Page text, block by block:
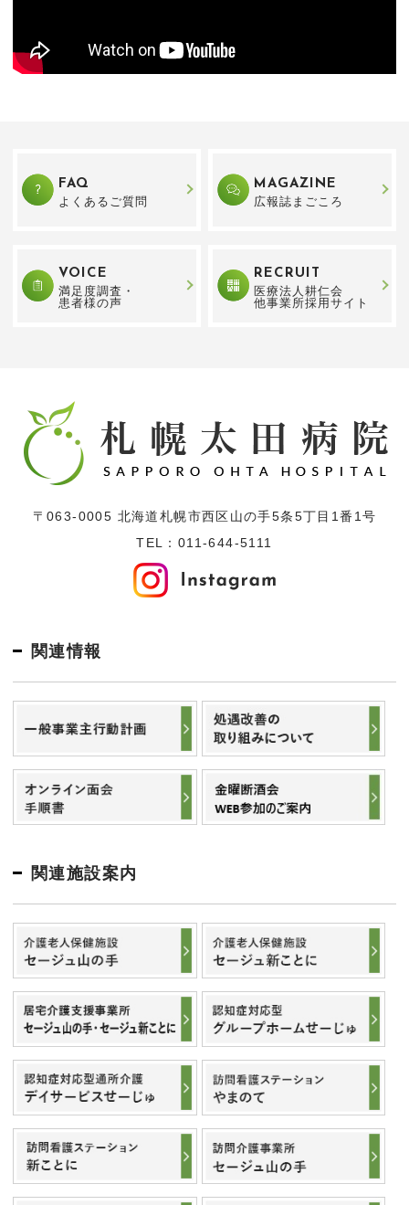
FAQ
よくあるご質問
MAGAZINE
広報誌まごころ
VOICE
満足度調査・
患者様の声
RECRUIT
医療法人耕仁会
他事業所採用サイト
〒063-0005 北海道札幌市西区山の手5条5丁目1番1号
TEL： 011-644-5111
関連情報
関連施設案内